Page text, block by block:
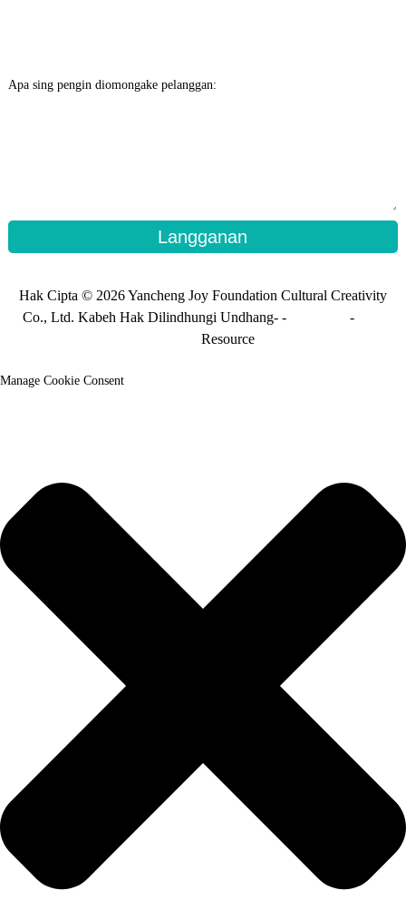
Apa sing pengin diomongake pelanggan:
Langganan
Hak Cipta © 2026 Yancheng Joy Foundation Cultural Creativity
Co., Ltd. Kabeh Hak Dilindhungi Undhang- -
-
Resource
Manage Cookie Consent